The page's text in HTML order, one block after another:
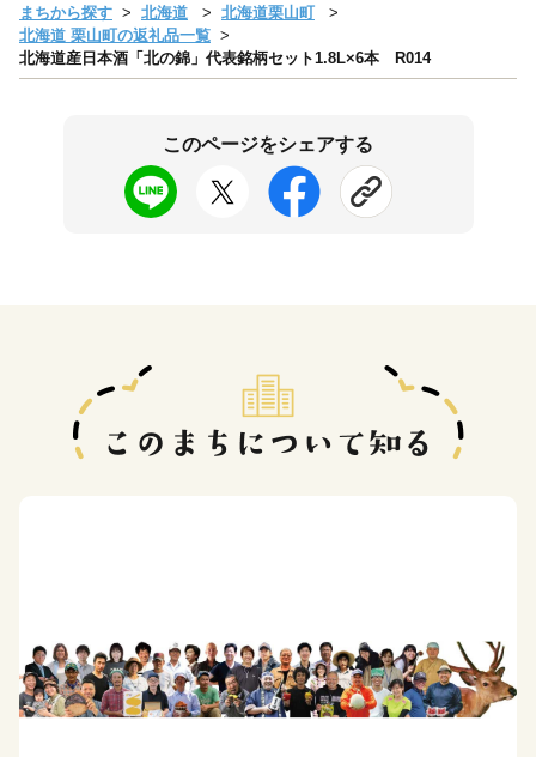
まちから探す 北海道
北海道栗山町
北海道 栗山町の返礼品一覧
北海道産日本酒「北の錦」代表銘柄セット1.8L×6本 R014
このページをシェアする